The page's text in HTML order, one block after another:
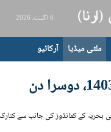
6 اگست، 2026
ملٹی میڈیا آرکائیو